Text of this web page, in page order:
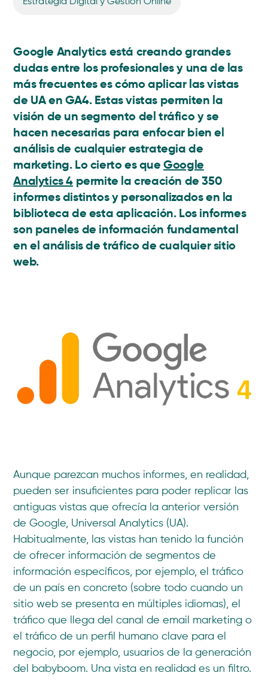
Google Analytics está creando grandes
dudas entre los profesionales y una de las
más frecuentes es cómo aplicar las vistas
de UA en GA4. Estas vistas permiten la
visión de un segmento del tráfico y se
hacen necesarias para enfocar bien el
análisis de cualquier estrategia de
marketing. Lo cierto es queGoogle
Analytics 4 permite la creación de 350
informes distintos y personalizados en la
biblioteca de esta aplicación. Los informes
son paneles de información fundamental
en el análisis de tráfico de cualquier sitio
web.
Aunque parezcan muchos informes, en realidad,
pueden ser insuficientes para poder replicar las
antiguas vistas que ofrecía la anterior versión
de Google, Universal Analytics (UA).
Habitualmente, las vistas han tenido la función
de ofrecer información de segmentos de
información específicos, por ejemplo, el tráfico
de un país en concreto (sobre todo cuando un
sitio web se presenta en múltiples idiomas), el
tráfico que llega del canal de email marketing o
el tráfico de un perfil humano clave para el
negocio, por ejemplo, usuarios de la generación
del babyboom. Una vista en realidad es un filtro.